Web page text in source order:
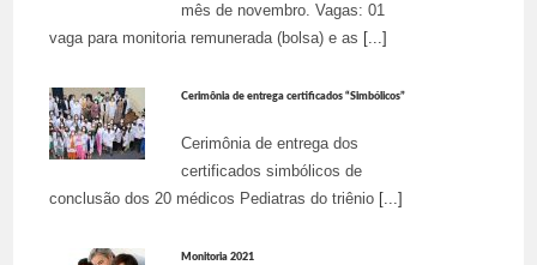
mês de novembro. Vagas: 01
vaga para monitoria remunerada (bolsa) e as [...]
Cerimônia de entrega certificados “Simbólicos”
Cerimônia de entrega dos
certificados simbólicos de
conclusão dos 20 médicos Pediatras do triênio [...]
Monitoria 2021